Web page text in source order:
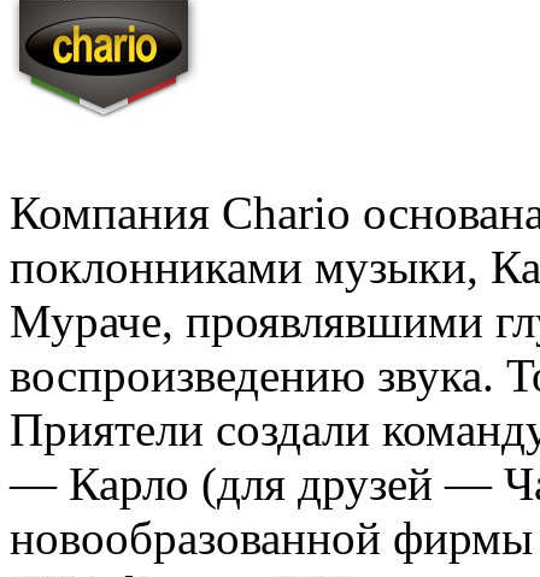
Компания Chario
поклонниками музыки,
Мураче, проявлявшими
воспроизведению звука.
Приятели создали
— Карло (для друзей —
новообразованной